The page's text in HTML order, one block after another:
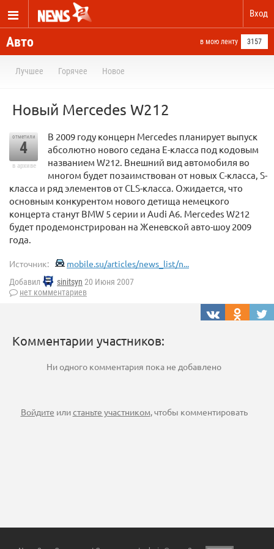
Вход
Авто в мою ленту 3157
Лучшее Горячее Новое
Новый Mercedes W212
отметили
4
в архиве
В 2009 году концерн Mercedes планирует выпуск
абсолютно нового седана Е-класса под кодовым
названием W212. Внешний вид автомобиля во
многом будет позаимствован от новых C-класса, S-
класса и ряд элементов от CLS-класса. Ожидается, что
основным конкурентом нового детища немецкого
концерта станут BMW 5 серии и Audi A6. Mercedes W212
будет продемонстрирован на Женевской авто-шоу 2009
года.
Источник: mobile.su/articles/news_list/n...
Добавил sinitsyn 20 Июня 2007
нет комментариев
Комментарии участников:
Ни одного комментария пока не добавлено
Войдите илистаньте участником, чтобы комментировать